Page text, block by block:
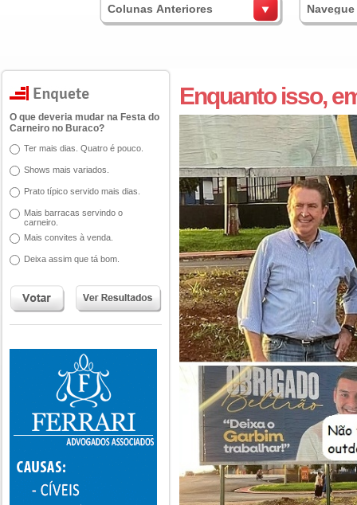
Colunas Anteriores
O que deveria mudar na Festa do
Carneiro no Buraco?
Ter mais dias. Quatro é pouco.
Shows mais variados.
Prato típico servido mais dias.
Mais barracas servindo o
carneiro.
Mais convites à venda.
Deixa assim que tá bom.
Enquanto isso,